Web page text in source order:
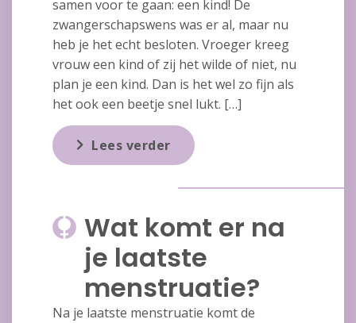
samen voor te gaan: een kind! De
zwangerschapswens was er al, maar nu
heb je het echt besloten. Vroeger kreeg
vrouw een kind of zij het wilde of niet, nu
plan je een kind. Dan is het wel zo fijn als
het ook een beetje snel lukt. […]
Lees verder
Wat komt er na
je laatste
menstruatie?
Na je laatste menstruatie komt de